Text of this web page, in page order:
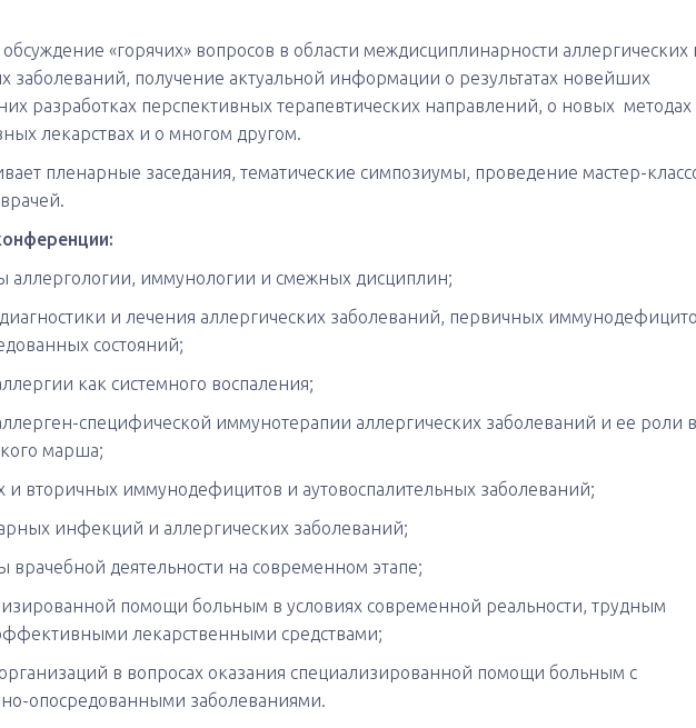
«горячих» вопросов в области междисциплинарности аллергических
заболеваний, получение актуальной информации о результатах новейших
разработках перспективных терапевтических направлений, о новых методах
лекарствах и о многом другом.
пленарные заседания, тематические симпозиумы, проведение мастер-
иммунологии и смежных дисциплин;
и лечения аллергических заболеваний, первичных
состояний;
как системного воспаления;
специфической иммунотерапии аллергических заболеваний и ее роли в
марша;
вторичных иммунодефицитов и аутовоспалительных заболеваний;
инфекций и аллергических заболеваний;
деятельности на современном этапе;
помощи больным в условиях современной реальности, трудным
лекарственными средствами;
в вопросах оказания специализированной помощи больным с
опосредованными заболеваниями.